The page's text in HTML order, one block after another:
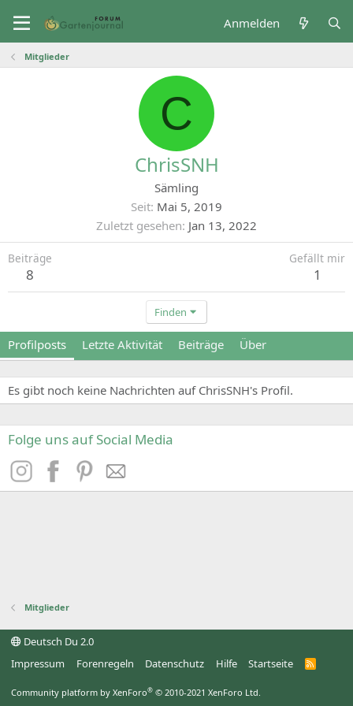
Anmelden
Mitglieder
C
ChrisSNH
Sämling
Seit Mai 5, 2019
Zuletzt gesehen Jan 13, 2022
Beiträge
8
Gefällt mir
1
Finden
Profilposts Letzte Aktivität Beiträge Über
Es gibt noch keine Nachrichten auf ChrisSNH's Profil.
Folge uns auf Social Media
Mitglieder
Deutsch Du 2.0
Impressum
Forenregeln Datenschutz Hilfe Startseite
R
Community platform by XenForo® © 2010-2021 XenForo Ltd.